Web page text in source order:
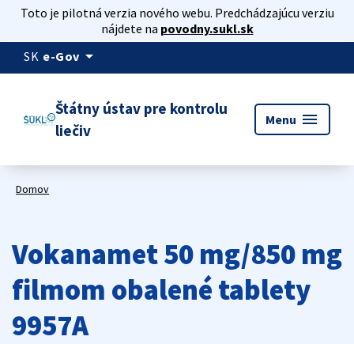
Toto je pilotná verzia nového webu. Predchádzajúcu verziu
nájdete na povodny.sukl.sk
SK e-Gov arrow_drop_down
Štátny ústav pre kontrolu
liečiv
Menu menu
Domov
Vokanamet 50 mg/850 mg
filmom obalené tablety
9957A